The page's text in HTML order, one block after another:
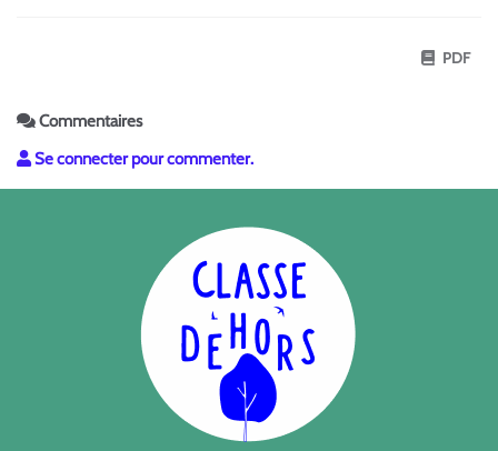
PDF
Commentaires
Se connecter pour commenter.